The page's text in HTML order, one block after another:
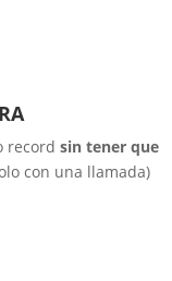
record sin tener que
con una llamada)